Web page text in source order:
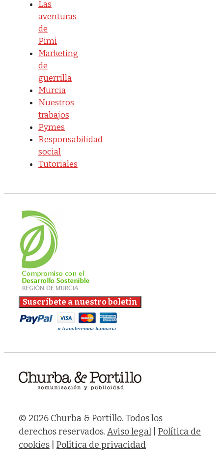
Las
aventuras
de
Pimi
Marketing
de
guerrilla
Murcia
Nuestros
trabajos
Pymes
Responsabilidad
social
Tutoriales
© 2026 Churba & Portillo. Todos los
derechos reservados.Aviso legal
Política de
cookies
Política de privacidad